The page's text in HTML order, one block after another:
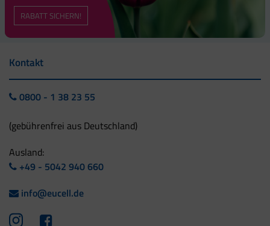
RABATT SICHERN!
Kontakt
0800 - 1 38 23 55
(gebührenfrei aus Deutschland)
Ausland:
+49 - 5042 940 660
info@eucell.de